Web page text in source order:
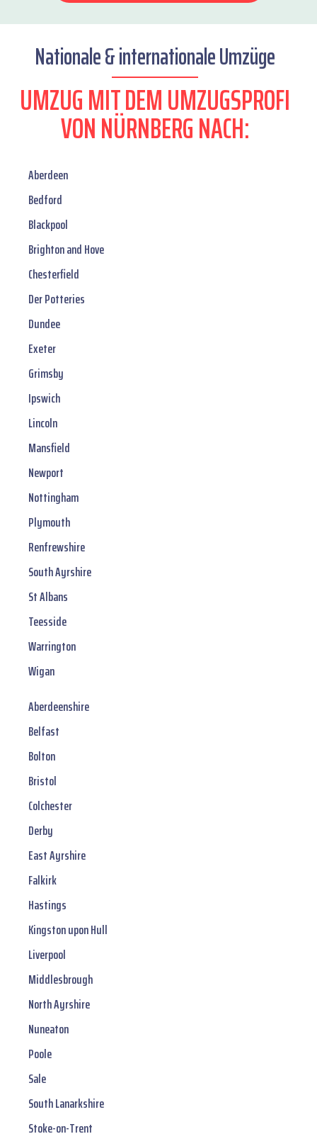
Nationale & internationale Umzüge
UMZUG MIT DEM UMZUGSPROFI
VON NÜRNBERG NACH:
Aberdeen
Bedford
Blackpool
Brighton and Hove
Chesterfield
Der Potteries
Dundee
Exeter
Grimsby
Ipswich
Lincoln
Mansfield
Newport
Nottingham
Plymouth
Renfrewshire
South Ayrshire
St Albans
Teesside
Warrington
Wigan
Aberdeenshire
Belfast
Bolton
Bristol
Colchester
Derby
East Ayrshire
Falkirk
Hastings
Kingston upon Hull
Liverpool
Middlesbrough
North Ayrshire
Nuneaton
Poole
Sale
South Lanarkshire
Stoke-on-Trent